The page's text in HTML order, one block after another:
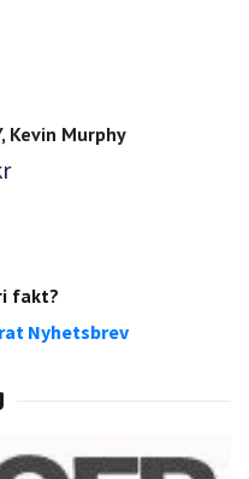
fakt?
Nyhetsbrev
Kevin Murphy